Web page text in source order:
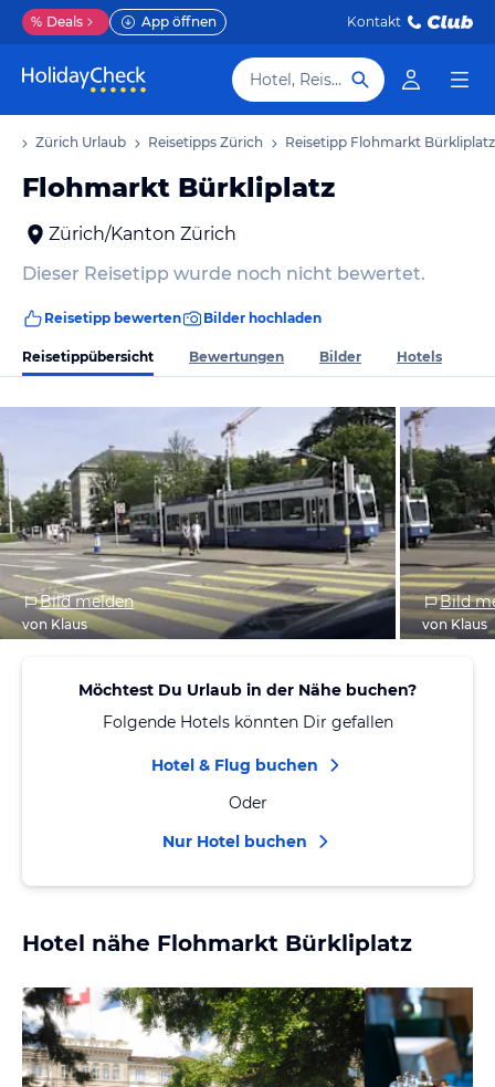
% Deals App öffnen Kontakt
Hotel, Reiseziel
Zürich Urlaub Reisetipps Zürich Reisetipp Flohmarkt Bürkliplatz
Flohmarkt Bürkliplatz
Zürich/Kanton Zürich
Dieser Reisetipp wurde noch nicht bewertet.
Reisetipp bewerten Bilder hochladen
Reisetippübersicht Bewertungen Bilder Hotels
Bild melden
von Klaus
Bild
von Klaus
Möchtest Du Urlaub in der Nähe buchen?
Folgende Hotels könnten Dir gefallen
Hotel & Flug buchen
Oder
Nur Hotel buchen
Hotel nähe Flohmarkt Bürkliplatz